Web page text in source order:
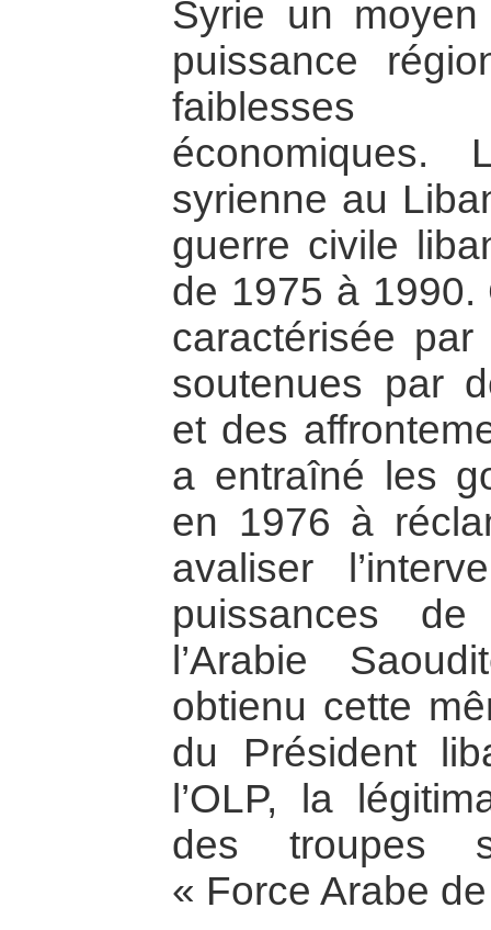
Syrie un
puissance
faiblesses
économiques.
syrienne au
guerre civile
de 1975 à 1990.
caractérisée
soutenues par
et des
a entraîné les
en 1976 à
avaliser
puissances
l’Arabie
obtienu cette
du Président
l’OLP, la
des troupes
« Force Arabe